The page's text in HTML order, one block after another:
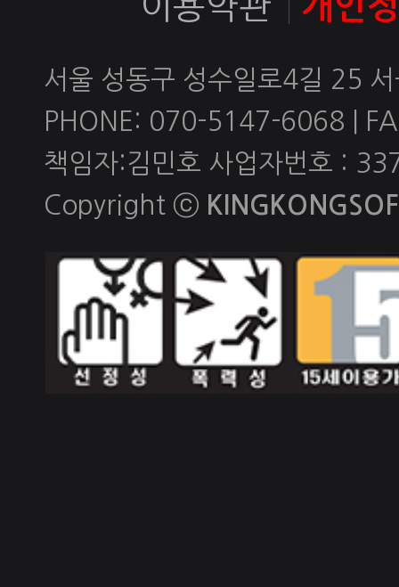
서울 성동구 성수일로4길 25
PHONE: 070-5147-6068 |
책임자:김민호 사업자번호 :
Copyright ⓒ